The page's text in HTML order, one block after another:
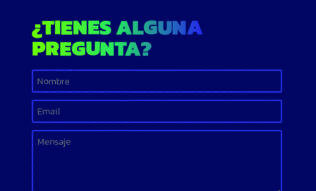
¿TIENES ALGUNA
PREGUNTA?